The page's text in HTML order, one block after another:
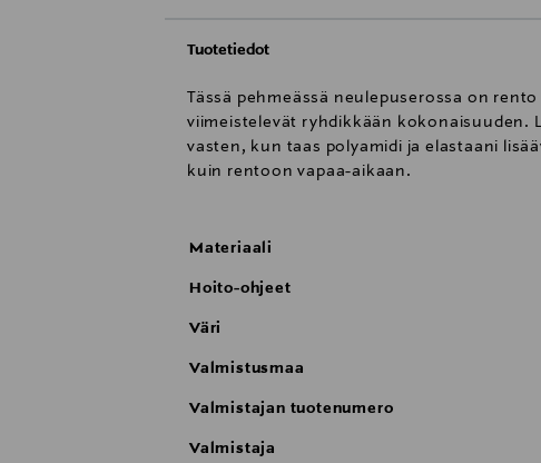
Tuotetiedot
Tässä pehmeässä neulepuserossa on
viimeistelevät ryhdikkään kokonaisuuden.
vasten, kun taas polyamidi ja elastaani
kuin rentoon vapaa-aikaan.
Materiaali
Hoito-ohjeet
Väri
Valmistusmaa
Valmistajan tuotenumero
Valmistaja